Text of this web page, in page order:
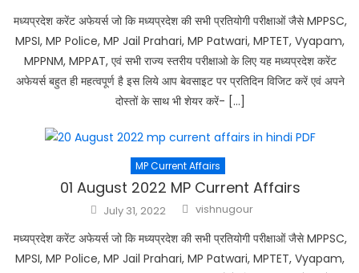
मध्यप्रदेश करेंट अफेयर्स जो कि मध्यप्रदेश की सभी प्रतियोगी परीक्षाओं जैसे MPPSC,
MPSI, MP Police, MP Jail Prahari, MP Patwari, MPTET, Vyapam,
MPPNM, MPPAT, एवं सभी राज्य स्तरीय परीक्षाओ के लिए यह मध्यप्रदेश करेंट
अफेयर्स बहुत ही महत्वपूर्ण है इस लिये आप बेवसाइट पर प्रतिदिन विजिट करें एवं अपने
दोस्तों के साथ भी शेयर करें- […]
MP Current Affairs
01 August 2022 MP Current Affairs
Posted
on
July 31, 2022 Author
vishnugour
मध्यप्रदेश करेंट अफेयर्स जो कि मध्यप्रदेश की सभी प्रतियोगी परीक्षाओं जैसे MPPSC,
MPSI, MP Police, MP Jail Prahari, MP Patwari, MPTET, Vyapam,